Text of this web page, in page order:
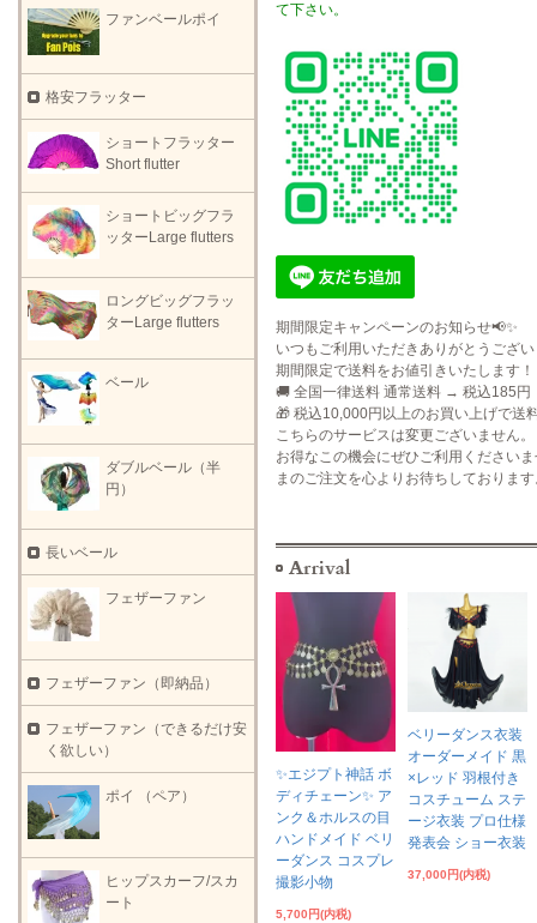
て下さい。
期間限定キャンペーンのお知らせ📢✨
いつもご利用いただきありがとうござ
期間限定で送料をお値引きいたします！
🚚 全国一律送料 通常送料 → 税込185円
🎁 税込10,000円以上のお買い上げで送
こちらのサービスは変更ございません。
お得なこの機会にぜひご利用くださいま
まのご注文を心よりお待ちしておりま
✨エジプト神話 ボ
ディチェーン✨ ア
ンク＆ホルスの目
ハンドメイド ベリ
ーダンス コスプレ
撮影小物
5,700円(内税)
ベリーダンス衣装
オーダーメイド 黒
×レッド 羽根付き
コスチューム ステ
ージ衣装 プロ仕様
発表会 ショー衣装
37,000円(内税)
ファンベールポイ
格安フラッター
ショートフラッター
Short flutter
ショートビッグフラ
ッターLarge flutters
ロングビッグフラッ
ターLarge flutters
ベール
ダブルベール（半
円）
長いベール
フェザーファン
フェザーファン（即納品）
フェザーファン（できるだけ安
く欲しい）
ポイ （ペア）
ヒップスカーフ/スカ
ート